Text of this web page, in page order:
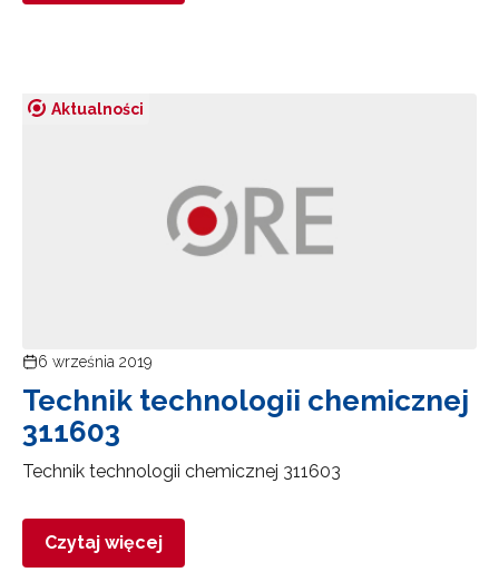
Aktualności
6 września 2019
Technik technologii chemicznej
311603
Technik technologii chemicznej 311603
Czytaj więcej